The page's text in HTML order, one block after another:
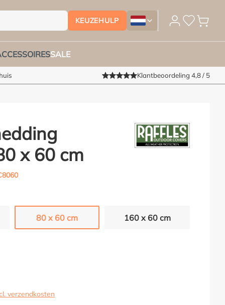
KEUZEHULP
Tuinmeubelhoesshop.nl -
SALE
Klantbeoordeling 4,8 / 5
x 60 cm
80 x 60 cm 160 x 60 cm
verzendkosten